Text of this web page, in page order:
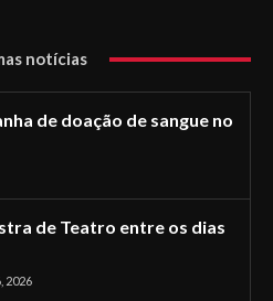
notícias
de doação de sangue no
de Teatro entre os dias
2026